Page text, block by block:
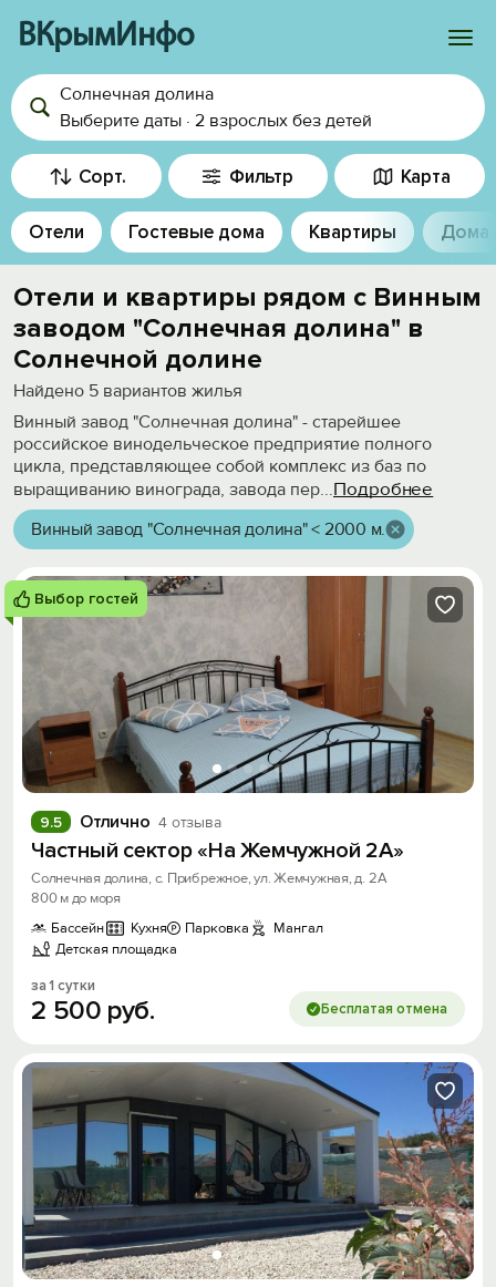
ВКрымИнфо
Войти
Избранное
История просмотра
Солнечная долина
Выберите даты · 2 взрослых без детей
Сорт. Фильтр Карта
Отели Гостевые дома Квартиры Дома
Отели и квартиры рядом с Винным
заводом "Солнечная долина" в
Солнечной долине
Найдено 5 вариантов жилья
Винный завод "Солнечная долина" - старейшее
российское винодельческое предприятие полного
цикла, представляющее собой комплекс из баз по
выращиванию винограда, завода пер...Подробнее
Винный завод "Солнечная долина" < 2000 м.
Выбор гостей
Отлично 4 отзыва
9.5
Частный сектор «На Жемчужной 2А»
Солнечная долина, с. Прибрежное, ул. Жемчужная, д. 2А
800 м до моря
Бассейн
Кухня Парковка
Мангал
Детская площадка
за 1 сутки
2 500 руб. Бесплатая отмена